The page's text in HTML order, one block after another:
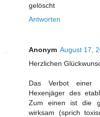
gelöscht
Antworten
Anonym August 17,
Herzlichen
Das Verbot einer
Hexenjäger des
Zum einen ist die
wirksam (sprich